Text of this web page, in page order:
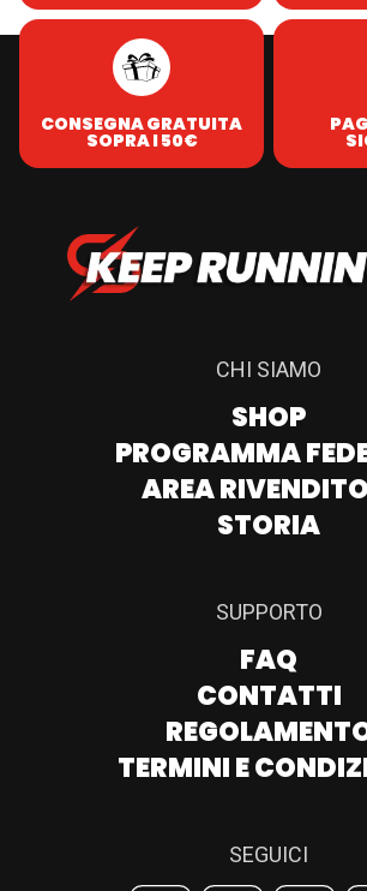
CONSEGNA GRATUITA
SOPRA I 50€
CHI SIAMO
SHOP
PROGRAMMA
AREA
STORIA
SEGUICI
SUPPORTO
FAQ
CONTATTI
TERMINI E